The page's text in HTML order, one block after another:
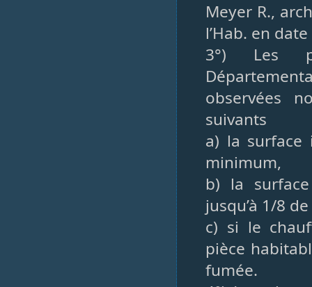
Meyer R.,
l’Hab. en
3°) Les
observées
suivants
a) la surface
minimum,
b) la
jusqu’à 1/8
c) si le
pièce
fumée.